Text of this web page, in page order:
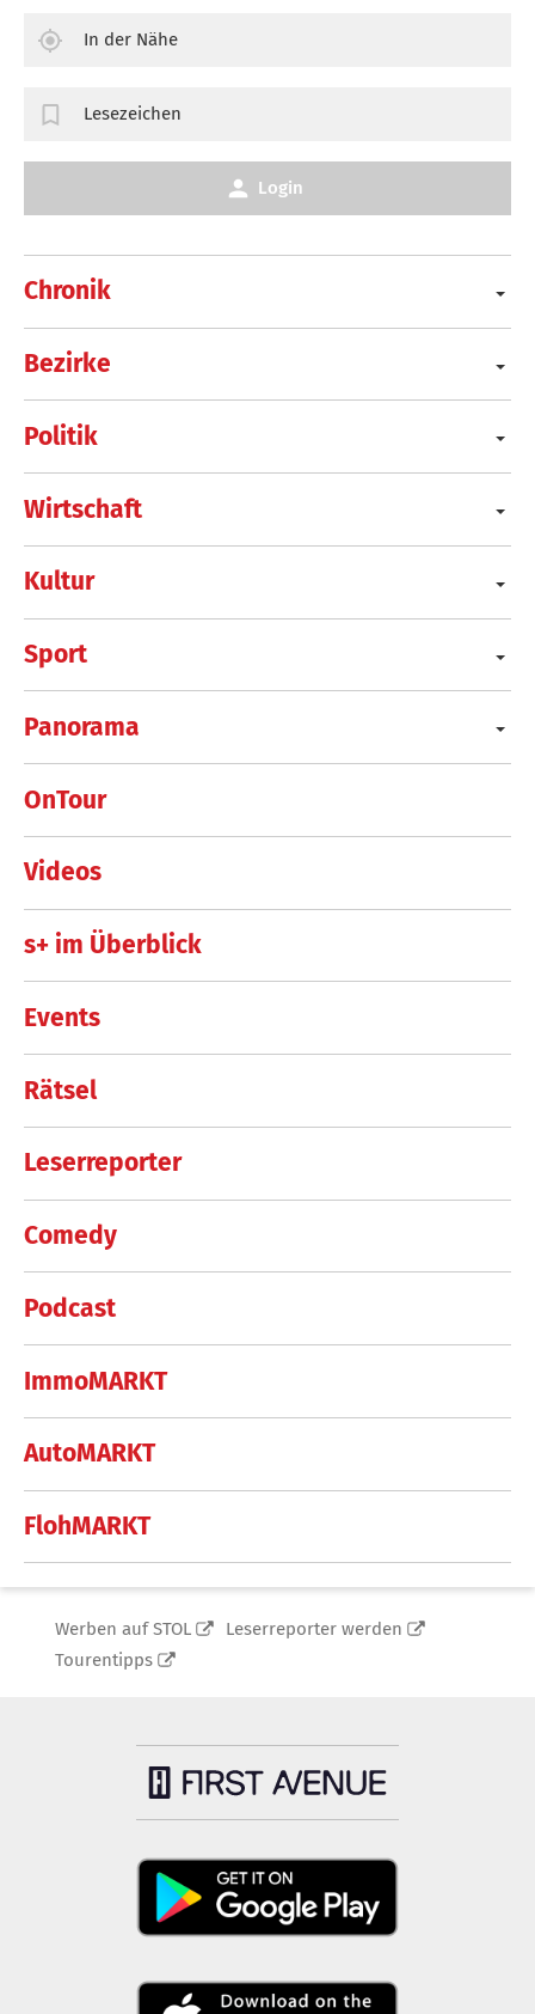
Chronik
Bezirke
Politik
Wirtschaft
Kultur
Sport
Panorama
OnTour
Videos
s+ im Überblick
Events
Rätsel
Leserreporter
Comedy
Podcast
ImmoMARKT
AutoMARKT
FlohMARKT
In der Nähe
Lesezeichen
Login
Werben auf STOL
Leserreporter werden
Tourentipps